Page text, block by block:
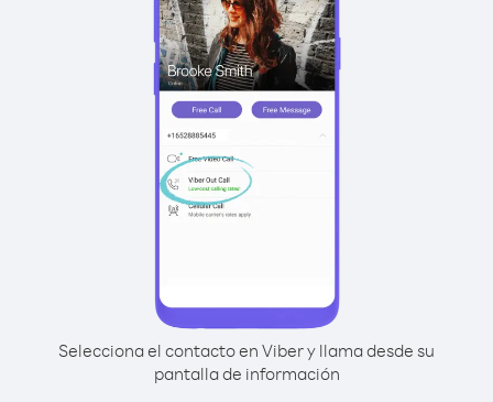
Selecciona el contacto en Viber y llama desde su
pantalla de información